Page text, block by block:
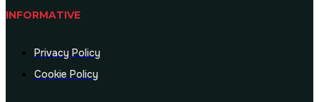
INFORMATIVE
Privacy Policy
Cookie Policy